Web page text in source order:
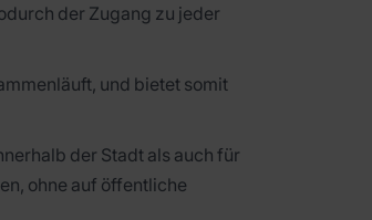
der Zugang zu jeder
und bietet somit
der Stadt als auch für
ohne auf öffentliche